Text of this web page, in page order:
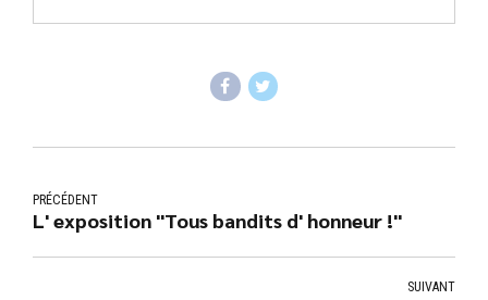
PRÉCÉDENT
L' exposition "Tous bandits d' honneur !"
SUIVANT